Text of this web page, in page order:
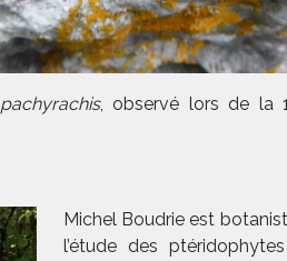
pachyrachis, observé lors de la
Michel Boudrie est
l’étude des